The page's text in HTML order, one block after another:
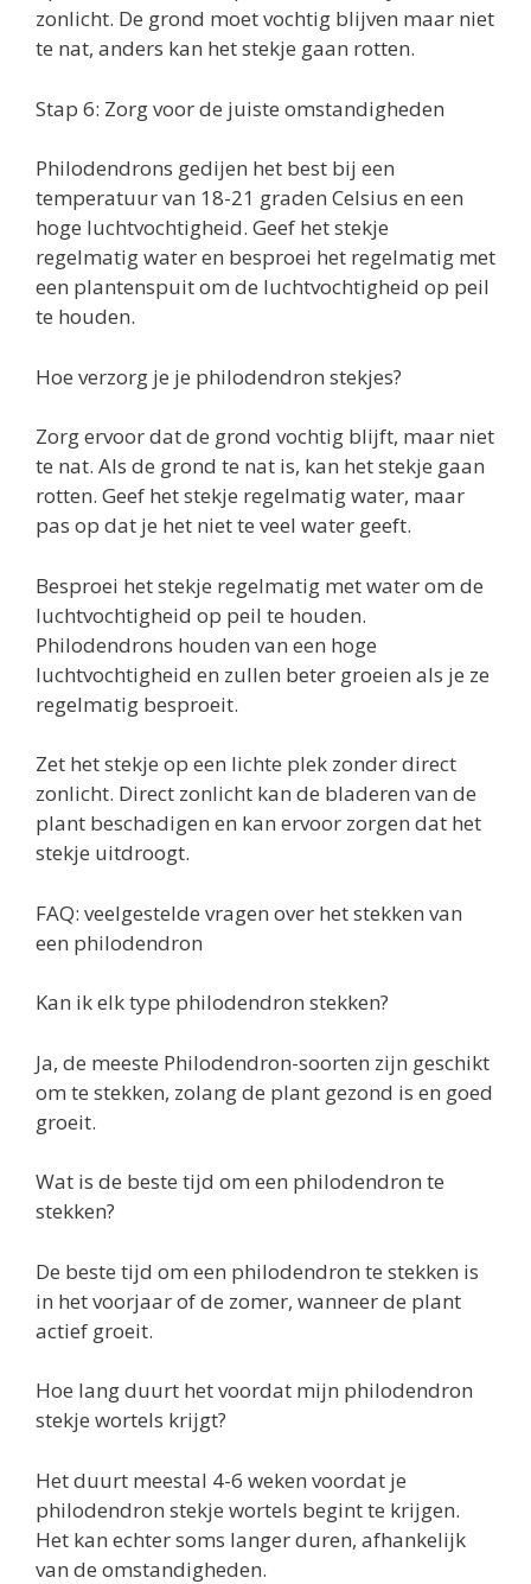
zonlicht. De grond moet vochtig blijven maar niet
te nat, anders kan het stekje gaan rotten.
Stap 6: Zorg voor de juiste omstandigheden
Philodendrons gedijen het best bij een
temperatuur van 18-21 graden Celsius en een
hoge luchtvochtigheid. Geef het stekje
regelmatig water en besproei het regelmatig met
een plantenspuit om de luchtvochtigheid op peil
te houden.
Hoe verzorg je je philodendron stekjes?
Zorg ervoor dat de grond vochtig blijft, maar niet
te nat. Als de grond te nat is, kan het stekje gaan
rotten. Geef het stekje regelmatig water, maar
pas op dat je het niet te veel water geeft.
Besproei het stekje regelmatig met water om de
luchtvochtigheid op peil te houden.
Philodendrons houden van een hoge
luchtvochtigheid en zullen beter groeien als je ze
regelmatig besproeit.
Zet het stekje op een lichte plek zonder direct
zonlicht. Direct zonlicht kan de bladeren van de
plant beschadigen en kan ervoor zorgen dat het
stekje uitdroogt.
FAQ: veelgestelde vragen over het stekken van
een philodendron
Kan ik elk type philodendron stekken?
Ja, de meeste Philodendron-soorten zijn geschikt
om te stekken, zolang de plant gezond is en goed
groeit.
Wat is de beste tijd om een philodendron te
stekken?
De beste tijd om een philodendron te stekken is
in het voorjaar of de zomer, wanneer de plant
actief groeit.
Hoe lang duurt het voordat mijn philodendron
stekje wortels krijgt?
Het duurt meestal 4-6 weken voordat je
philodendron stekje wortels begint te krijgen.
Het kan echter soms langer duren, afhankelijk
van de omstandigheden.